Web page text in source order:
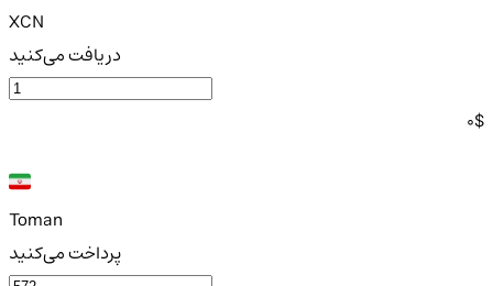
XCN
دریافت می‌کنید
0$
Toman
پرداخت می‌کنید